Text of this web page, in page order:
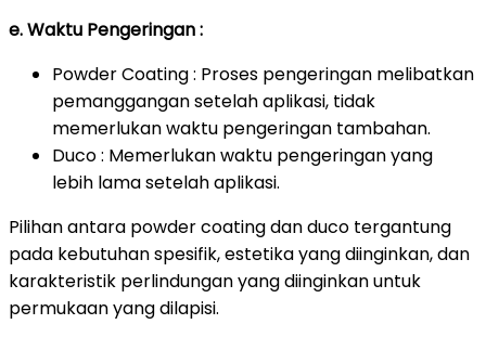
e. Waktu Pengeringan :
Powder Coating : Proses pengeringan melibatkan
pemanggangan setelah aplikasi, tidak
memerlukan waktu pengeringan tambahan.
Duco : Memerlukan waktu pengeringan yang
lebih lama setelah aplikasi.
Pilihan antara powder coating dan duco tergantung
pada kebutuhan spesifik, estetika yang diinginkan, dan
karakteristik perlindungan yang diinginkan untuk
permukaan yang dilapisi.